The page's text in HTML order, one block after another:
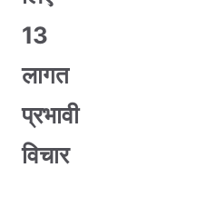
13
लागत
प्रभावी
विचार